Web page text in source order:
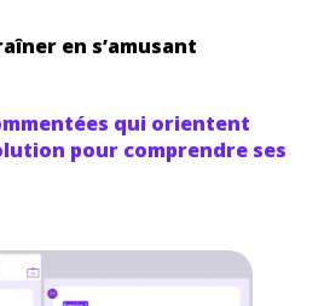
en s’amusant
qui orientent
pour comprendre ses